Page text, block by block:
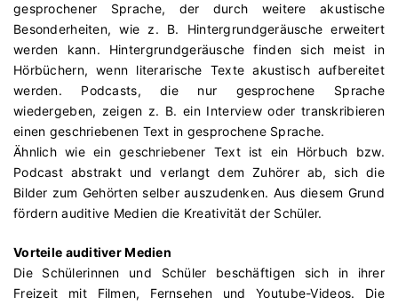
gesprochener Sprache, der durch weitere akustische
Besonderheiten, wie z. B. Hintergrundgeräusche erweitert
werden kann. Hintergrundgeräusche finden sich meist in
Hörbüchern, wenn literarische Texte akustisch aufbereitet
werden. Podcasts, die nur gesprochene Sprache
wiedergeben, zeigen z. B. ein Interview oder transkribieren
einen geschriebenen Text in gesprochene Sprache.
Ähnlich wie ein geschriebener Text ist ein Hörbuch bzw.
Podcast abstrakt und verlangt dem Zuhörer ab, sich die
Bilder zum Gehörten selber auszudenken. Aus diesem Grund
fördern auditive Medien die Kreativität der Schüler.
Vorteile auditiver Medien
Die Schülerinnen und Schüler beschäftigen sich in ihrer
Freizeit mit Filmen, Fernsehen und Youtube-Videos. Die